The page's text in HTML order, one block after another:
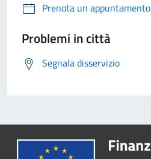
Prenota un appuntamento
Problemi in città
Segnala disservizio